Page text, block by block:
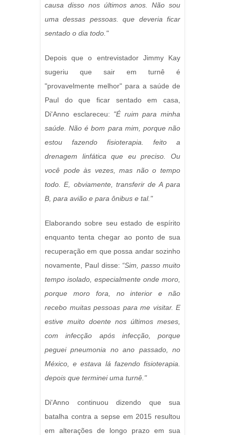
causa disso nos últimos anos. Não sou
uma dessas pessoas. que deveria ficar
sentado o dia todo."
Depois que o entrevistador Jimmy Kay
sugeriu que sair em turnê é
"provavelmente melhor" para a saúde de
Paul do que ficar sentado em casa,
Di'Anno esclareceu: "É ruim para minha
saúde. Não é bom para mim, porque não
estou fazendo fisioterapia. feito a
drenagem linfática que eu preciso. Ou
você pode às vezes, mas não o tempo
todo. E, obviamente, transferir de A para
B, para avião e para ônibus e tal."
Elaborando sobre seu estado de espírito
enquanto tenta chegar ao ponto de sua
recuperação em que possa andar sozinho
novamente, Paul disse: “Sim, passo muito
tempo isolado, especialmente onde moro,
porque moro fora, no interior e não
recebo muitas pessoas para me visitar. E
estive muito doente nos últimos meses,
com infecção após infecção, porque
peguei pneumonia no ano passado, no
México, e estava lá fazendo fisioterapia.
depois que terminei uma turnê."
Di'Anno continuou dizendo que sua
batalha contra a sepse em 2015 resultou
em alterações de longo prazo em sua